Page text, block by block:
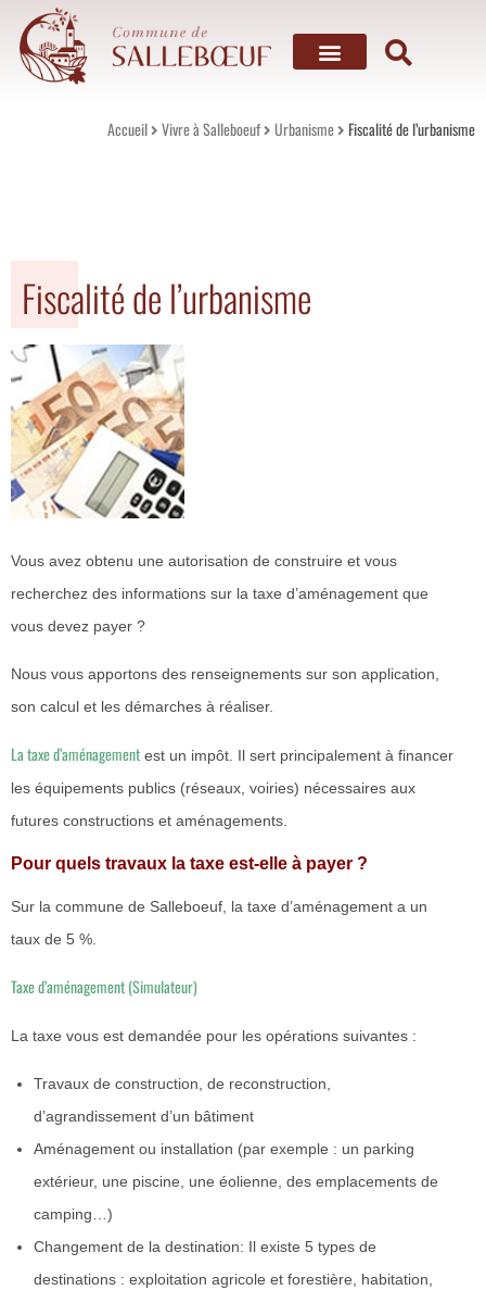
Accueil Vivre à Salleboeuf Urbanisme Fiscalité de l’urbanisme
Fiscalité de l’urbanisme
Vous avez obtenu une autorisation de construire et vous
recherchez des informations sur la taxe d’aménagement que
vous devez payer ?
Nous vous apportons des renseignements sur son application,
son calcul et les démarches à réaliser.
La taxe d’aménagement est un impôt. Il sert principalement à financer
les équipements publics (réseaux, voiries) nécessaires aux
futures constructions et aménagements.
Pour quels travaux la taxe est-elle à payer ?
Sur la commune de Salleboeuf, la taxe d’aménagement a un
taux de 5 %.
Taxe d’aménagement (Simulateur)
La taxe vous est demandée pour les opérations suivantes :
Travaux de construction, de reconstruction,
d’agrandissement d’un bâtiment
Aménagement ou installation (par exemple : un parking
extérieur, une piscine, une éolienne, des emplacements de
camping…)
Changement de la destination: Il existe 5 types de
destinations : exploitation agricole et forestière, habitation,